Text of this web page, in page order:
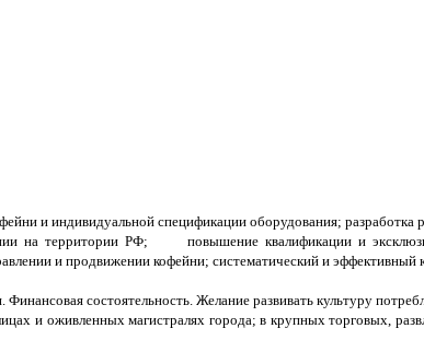
и индивидуальной спецификации оборудования;
на территории РФ; повышение квалификации и
и продвижении кофейни; систематический и эффективный
состоятельность. Желание развивать культуру
и оживленных магистралях города; в крупных торговых,